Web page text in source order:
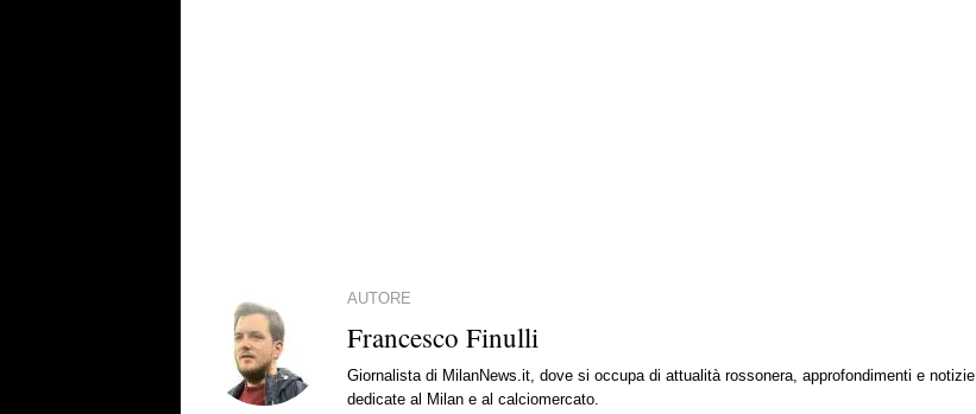
AUTORE
Francesco Finulli
Giornalista di MilanNews.it, dove si occupa di attualità rossonera, approfondimenti e notizie
dedicate al Milan e al calciomercato.